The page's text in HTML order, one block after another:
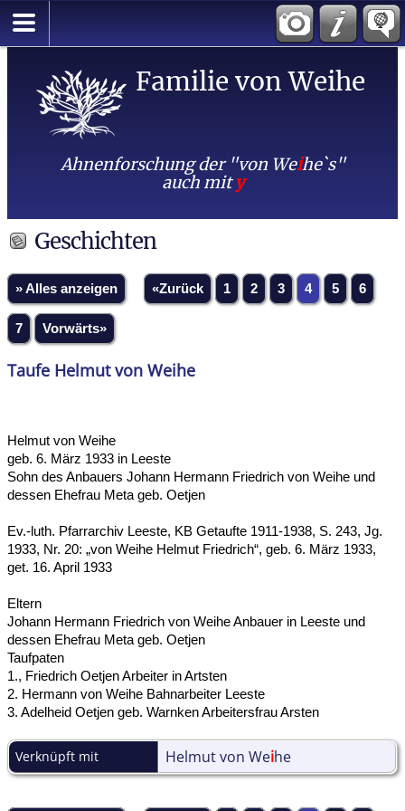
Familie von Weihe
Ahnenforschung der "von Weihe`s"
auch mity
Geschichten
» Alles anzeigen «Zurück 1 2 3 4 5 6
7 Vorwärts»
Taufe Helmut von Weihe
Helmut von Weihe
geb. 6. März 1933 in Leeste
Sohn des Anbauers Johann Hermann Friedrich von Weihe und
dessen Ehefrau Meta geb. Oetjen
Ev.-luth. Pfarrarchiv Leeste, KB Getaufte 1911-1938, S. 243, Jg.
1933, Nr. 20: „von Weihe Helmut Friedrich“, geb. 6. März 1933,
get. 16. April 1933
Eltern
Johann Hermann Friedrich von Weihe Anbauer in Leeste und
dessen Ehefrau Meta geb. Oetjen
Taufpaten
1., Friedrich Oetjen Arbeiter in Artsten
2. Hermann von Weihe Bahnarbeiter Leeste
3. Adelheid Oetjen geb. Warnken Arbeitersfrau Arsten
Verknüpft mit Helmut von Weihe